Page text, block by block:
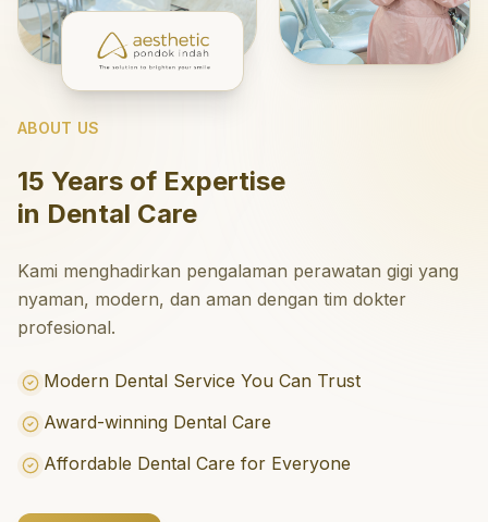
ABOUT US
15 Years of Expertise
in Dental Care
Kami menghadirkan pengalaman perawatan gigi yang
nyaman, modern, dan aman dengan tim dokter
profesional.
Modern Dental Service You Can Trust
Award-winning Dental Care
Affordable Dental Care for Everyone